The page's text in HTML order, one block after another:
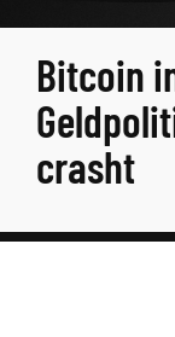
Bitcoin
crasht